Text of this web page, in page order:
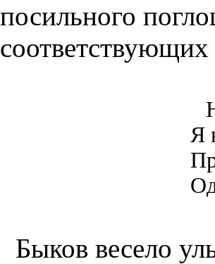
посильного
Я
Быков весело